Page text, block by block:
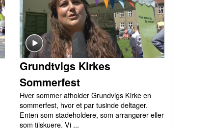
Grundtvigs Kirkes
Sommerfest
Hver sommer afholder Grundvigs Kirke en
sommerfest, hvor et par tusinde deltager.
Enten som stadeholdere, som arrangører eller
som tilskuere. Vi ...